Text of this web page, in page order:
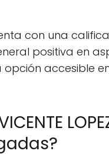
con una
positiva en
accesible